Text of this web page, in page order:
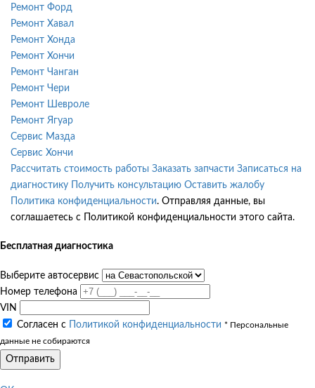
Ремонт Форд
Ремонт Хавал
Ремонт Хонда
Ремонт Хончи
Ремонт Чанган
Ремонт Чери
Ремонт Шевроле
Ремонт Ягуар
Сервис Мазда
Сервис Хончи
Рассчитать стоимость работы Заказать запчасти Записаться на
диагностику
Получить консультацию Оставить жалобу
Политика конфиденциальности. Отправляя данные, вы
соглашаетесь с Политикой конфиденциальности этого сайта.
Бесплатная диагностика
Выберите автосервис
Номер телефона
VIN
Согласен с
Политикой конфиденциальности * Персональные
данные не собираются
Отправить